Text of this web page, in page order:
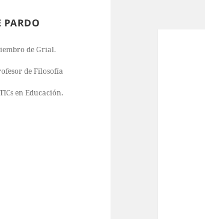
PARDO
de Grial.
de Filosofía
en Educación.